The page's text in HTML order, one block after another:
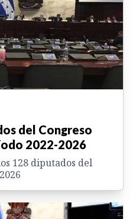
del Congreso
2022-2026
128 diputados del